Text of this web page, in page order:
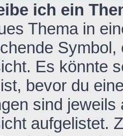
ich ein
Thema in
Es könnte
bevor du
sind
aufgelistet.